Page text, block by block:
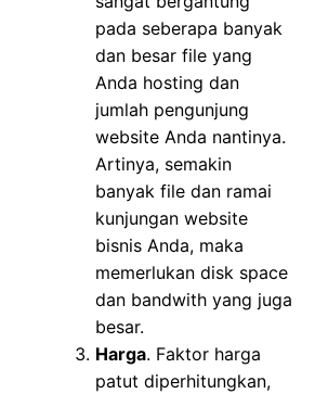
pada seberapa banyak
dan besar file yang
Anda hosting dan
jumlah pengunjung
website Anda nantinya.
Artinya, semakin
banyak file dan ramai
kunjungan website
bisnis Anda, maka
memerlukan disk space
dan bandwith yang juga
besar.
Harga. Faktor harga
patut diperhitungkan,